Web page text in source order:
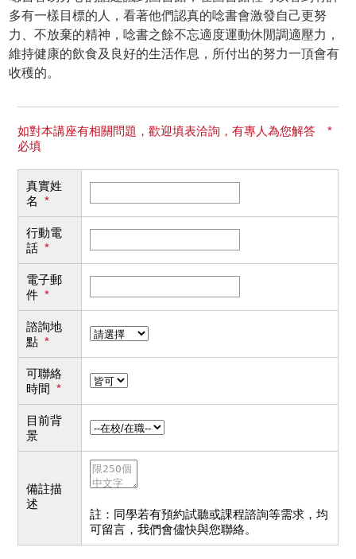
多有一樣目標的人，看著他們認真的唸書會激發自己更努
力、不放棄的精神，唸書之餘不忘適度運動休閒調適壓力，
維持健康的飲食及良好的生活作息，所付出的努力一頂會有
收穫的。
如對本講座有相關問題，歡迎填表洽詢，有專人為您解答 *
必填
真實姓
名 *
行動電
話 *
電子郵
件 *
諮詢地
點 *
可聯絡
時間 *
目前背
景
備註描
述
註：同學若有預約試聽或課程諮詢等需求，均
可留言，我們會儘快與您聯絡。